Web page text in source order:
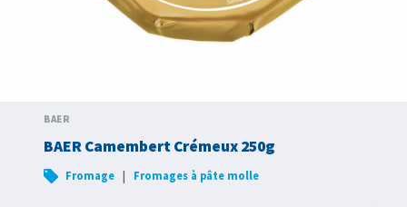
BAER
BAER Camembert Crémeux 250g
Fromage | Fromages à pâte molle